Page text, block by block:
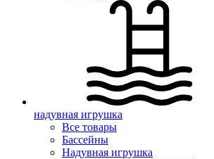
надувная игрушка
Все товары
Бассейны
Надувная игрушка